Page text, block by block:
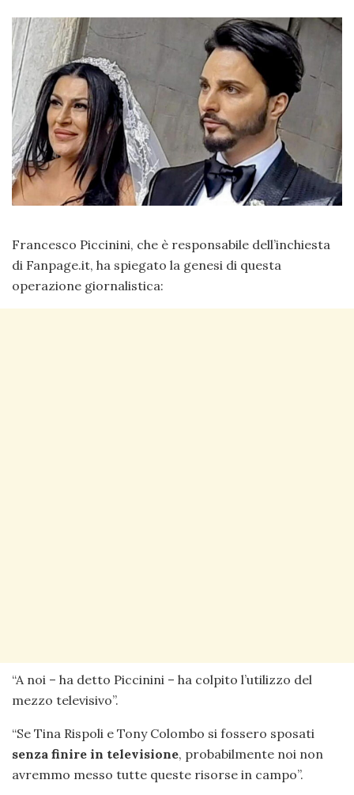
Francesco Piccinini, che è responsabile dell’inchiesta
di Fanpage.it, ha spiegato la genesi di questa
operazione giornalistica:
“A noi – ha detto Piccinini – ha colpito l’utilizzo del
mezzo televisivo”.
“Se Tina Rispoli e Tony Colombo si fossero sposati
senza finire in televisione, probabilmente noi non
avremmo messo tutte queste risorse in campo”.